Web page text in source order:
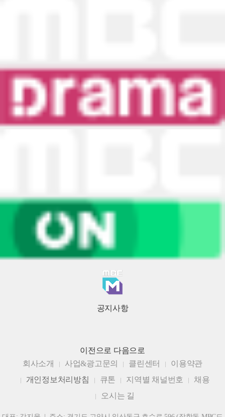
공지사항
이전으로 다음으로
회사소개
사업&광고문의 클린센터
이용약관
개인정보처리방침
큐톤 지역별 채널번호
채용
오시는 길